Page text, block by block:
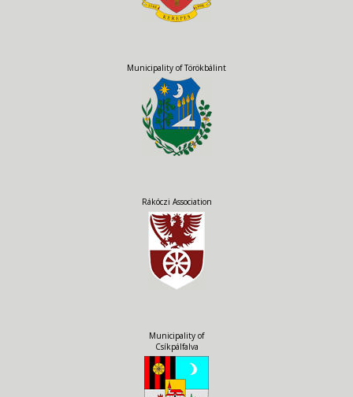
Municipality of Törökbálint
Rákóczi Association
Municipality of
Csíkpálfalva